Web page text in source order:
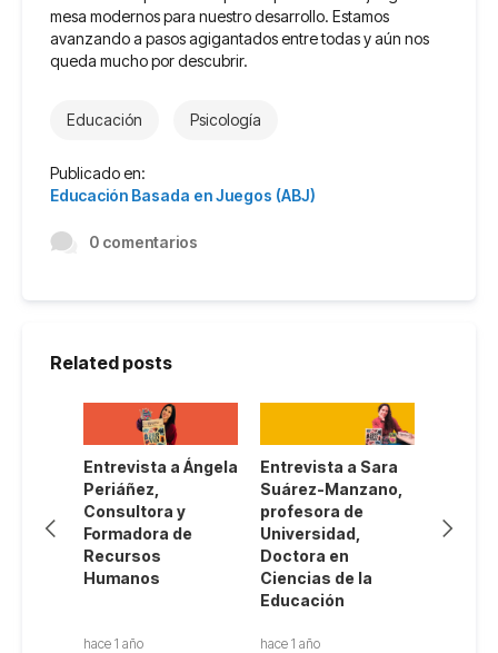
mesa modernos para nuestro desarrollo. Estamos
avanzando a pasos agigantados entre todas y aún nos
queda mucho por descubrir.
Educación Psicología
Publicado en:
Educación Basada en Juegos (ABJ)
0 comentarios
Related posts
Previous
Entrevista a Ángela
Periáñez,
Consultora y
Formadora de
Recursos
Humanos
hace 1 año
Entrevista a Sara
Suárez-Manzano,
profesora de
Universidad,
Doctora en
Ciencias de la
Educación
hace 1 año
Next